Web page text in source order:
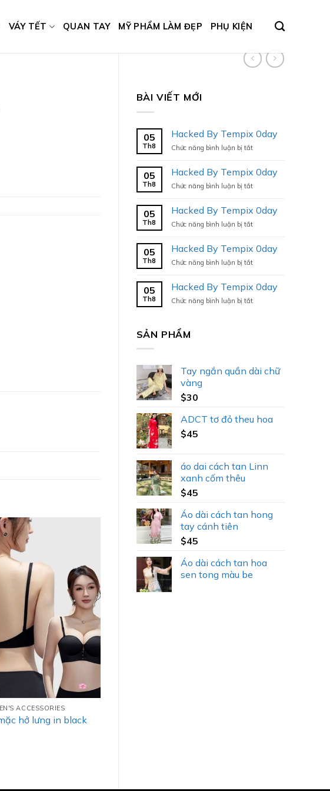
VÁY TẾT QUAN TAY MỸ PHẨM LÀM ĐẸP PHỤ KIỆN
BÀI VIẾT MỚI
05
Th8
Hacked By Tempix 0day
Chức năng bình luận bị tắtở
Tempix
0day
05
Th8
Hacked By Tempix 0day
Chức năng bình luận bị tắtở
Tempix
0day
05
Th8
Hacked By Tempix 0day
Chức năng bình luận bị tắtở
Tempix
0day
05
Th8
Hacked By Tempix 0day
Chức năng bình luận bị tắtở
Tempix
0day
05
Th8
Hacked By Tempix 0day
Chức năng bình luận bị tắtở
SẢN PHẨM
Tay ngắn quần dài chữ
vàng
$30
ADCT tơ đỏ theu hoa
$45
áo dai cách tan Linn
xanh cốm thêu
$45
Áo dài cách tan hong
tay cánh tiên
$45
Áo dài cách tan hoa
sen tong màu be
ACCESSORIES
hở lưng in black